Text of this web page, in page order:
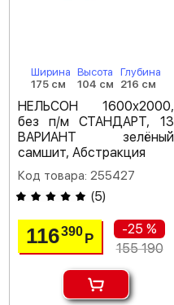
Ширина
175 см
Высота
104 см
Глубина
216 см
НЕЛЬСОН 1600х2000,
без п/м СТАНДАРТ, 13
ВАРИАНТ зелёный
самшит, Абстракция
Код товара: 255427
(5)
116390Р
-25 %
155 190